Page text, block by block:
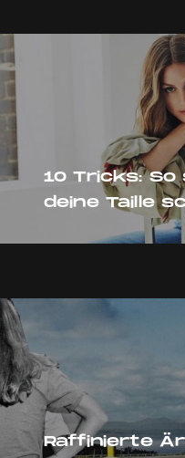
10 Tricks:
deine Taille
Raffinierte